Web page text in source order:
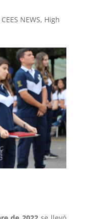
CEES NEWS, High